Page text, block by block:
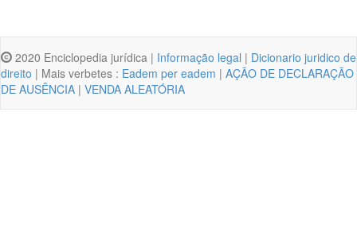
2020 Enciclopedia jurídica | Informação legal | Dicionario juridico de
direito | Mais verbetes : Eadem per eadem | AÇÃO DE DECLARAÇÃO
DE AUSÊNCIA | VENDA ALEATÓRIA